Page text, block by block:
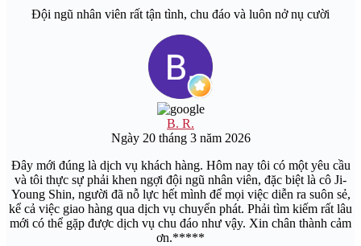
Đội ngũ nhân viên rất tận tình, chu đáo và luôn nở nụ cười
B. R.
Ngày 20 tháng 3 năm 2026
Đây mới đúng là dịch vụ khách hàng. Hôm nay tôi có một yêu cầu
và tôi thực sự phải khen ngợi đội ngũ nhân viên, đặc biệt là cô Ji-
Young Shin, người đã nỗ lực hết mình để mọi việc diễn ra suôn sẻ,
kể cả việc giao hàng qua dịch vụ chuyển phát. Phải tìm kiếm rất lâu
mới có thể gặp được dịch vụ chu đáo như vậy. Xin chân thành cảm
ơn.*****